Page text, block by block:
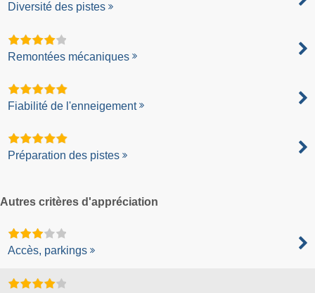
Diversité des pistes
Remontées mécaniques
Fiabilité de l'enneigement
Préparation des pistes
Autres critères d'appréciation
Accès, parkings